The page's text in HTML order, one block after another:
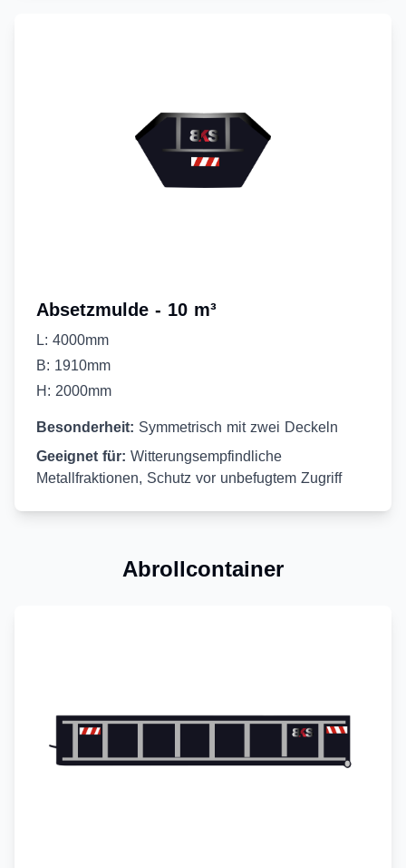
Absetzmulde - 10 m³
L: 4000mm
B: 1910mm
H: 2000mm
Besonderheit: Symmetrisch mit zwei Deckeln
Geeignet für: Witterungsempfindliche
Metallfraktionen, Schutz vor unbefugtem Zugriff
Abrollcontainer